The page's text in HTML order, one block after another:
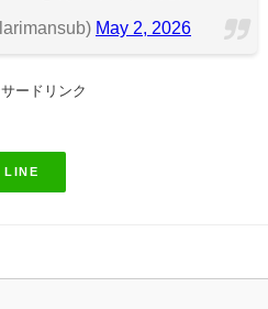
May 2, 2026
ードリンク
LINE